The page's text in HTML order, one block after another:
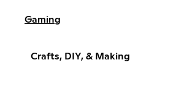
Gaming
Crafts, DIY, & Making